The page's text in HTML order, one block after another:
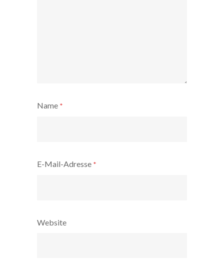
Name *
E-Mail-Adresse *
Website